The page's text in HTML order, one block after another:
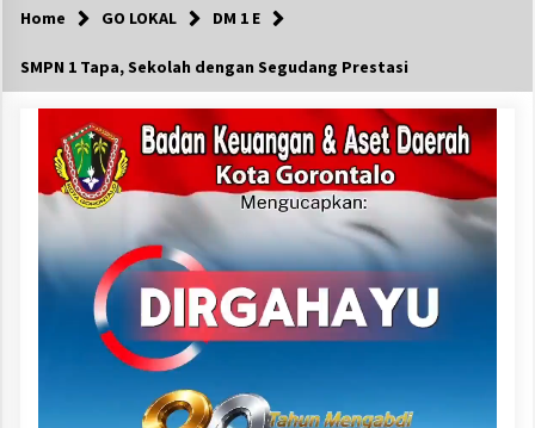
Home GO LOKAL DM 1 E
SMPN 1 Tapa, Sekolah dengan Segudang Prestasi